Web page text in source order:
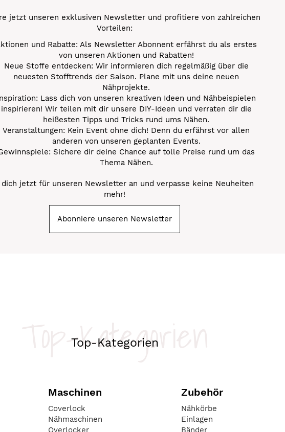
jetzt unseren exklusiven Newsletter und profitiere von zahlreichen
Vorteilen:
und Rabatte: Als Newsletter Abonnent erfährst du als erstes
von unseren Aktionen und Rabatten!
Neue Stoffe entdecken: Wir informieren dich regelmäßig über die
neuesten Stofftrends der Saison. Plane mit uns deine neuen
Nähprojekte.
Lass dich von unseren kreativen Ideen und Nähbeispielen
inspirieren! Wir teilen mit dir unsere DIY-Ideen und verraten dir die
heißesten Tipps und Tricks rund ums Nähen.
Veranstaltungen: Kein Event ohne dich! Denn du erfährst vor allen
anderen von unseren geplanten Events.
Sichere dir deine Chance auf tolle Preise rund um das
Thema Nähen.
dich jetzt für unseren Newsletter an und verpasse keine Neuheiten
mehr!
Abonniere unseren Newsletter
Top-Kategorien
Top-Kategorien
Maschinen
Coverlock
Nähmaschinen
Overlocker
Zubehör
Nähkörbe
Einlagen
Bänder